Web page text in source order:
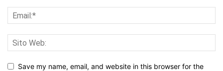
Save my name, email, and website in this browser for the